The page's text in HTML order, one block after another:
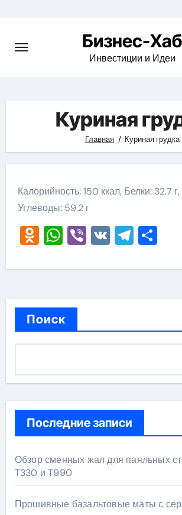
content
Бизнес-Хаб
Инвестиции и Идеи
Куриная
Главная Куриная грудка
Калорийность: 150 ккал, Белки: 32.7
Углеводы: 59.2 г
Odnoklassniki
WhatsApp
Viber
VK
Поиск
Последние записи
Обзор сменных жал для паяльных
T330 и T990
Прошивные базальтовые маты с